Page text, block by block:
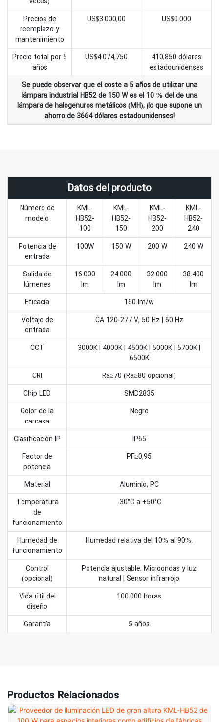
Precios de
reemplazo y
mantenimiento
US$3.000,00 US$0.000
Precio total por 5
años
US$4.074,750
410,850 dólares
estadounidenses
Se puede observar que el coste a 5 años de utilizar una
lámpara industrial HB52 de 150 W es el 10 % del de una
lámpara de halogenuros metálicos (MH), ¡lo que supone un
ahorro de 3664 dólares estadounidenses!
Datos del producto
Número de
modelo
KML-
HB52-
100
KML-
HB52-
150
KML-
HB52-
200
KML-
HB52-
240
Potencia de
entrada
100W 150 W 200 W 240 W
Salida de
lúmenes
16.000
lm
24.000
lm
32.000
lm
38.400
lm
Eficacia
160 lm/w
Voltaje de
entrada
CA 120-277 V, 50 Hz | 60 Hz
CCT
3000K | 4000K | 4500K | 5000K | 5700K |
6500K
CRI
Ra≥70 (Ra≥80 opcional)
Chip LED
SMD2835
Color de la
carcasa
Negro
Clasificación IP
IP65
Factor de
potencia
PF≥0,95
Material
Aluminio, PC
Temperatura
de
funcionamiento
-30°C a +50°C
Humedad de
funcionamiento
Humedad relativa del 10% al 90%.
Control
(opcional)
Potencia ajustable; Microondas y luz
natural | Sensor infrarrojo
Vida útil del
diseño
100.000 horas
Garantía 5 años
Productos Relacionados